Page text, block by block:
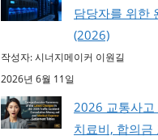
담당자를 위한
(2026)
작성자: 시너지메이커 이원길
2026년 6월 11일
2026 교통사고
치료비, 합의금